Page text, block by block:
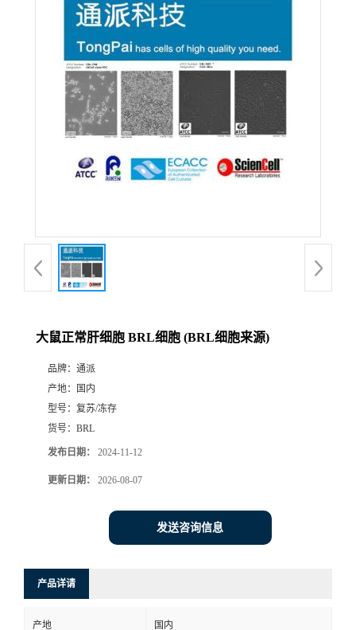
大鼠正常肝细胞 BRL细胞 (BRL细胞来源)
品牌： 通派
产地：
国内
型号： 复苏/冻存
货号： BRL
发布日期： 2024-11-12
更新日期： 2026-08-07
发送咨询信息
产品详请
产地 国内